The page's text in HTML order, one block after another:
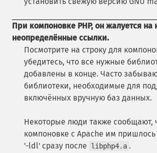
При компоновке PHP, он жалуется на
неопределённые ссылки.
Посмотрите на строку для
убедитесь, что все нужные
добавлены в конце. Часто
библиотеки, необходимые для
включённых вручную баз данных.
Некоторые люди также сообщают,
компоновке с Apache им пришлось
'-ldl' сразу после
libphp4.a .